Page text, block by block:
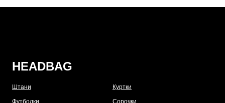
HEADBAG
Штани
Футболки
Куртки
Сорочки